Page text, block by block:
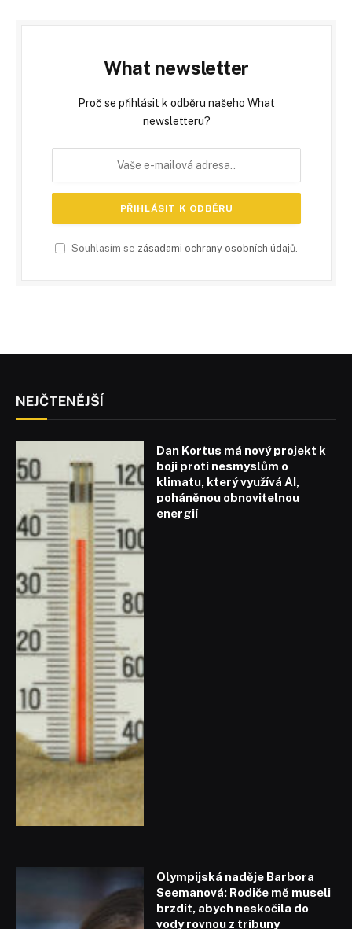
What newsletter
Proč se přihlásit k odběru našeho What
newsletteru?
Souhlasím se zásadami ochrany osobních údajů.
NEJČTENĚJŠÍ
Dan Kortus má nový projekt k
boji proti nesmyslům o
klimatu, který využívá AI,
poháněnou obnovitelnou
energií
Olympijská naděje Barbora
Seemanová: Rodiče mě museli
brzdit, abych neskočila do
vody rovnou z tribuny